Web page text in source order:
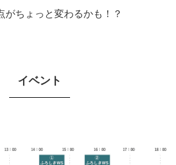
がちょっと変わるかも！？
イベント